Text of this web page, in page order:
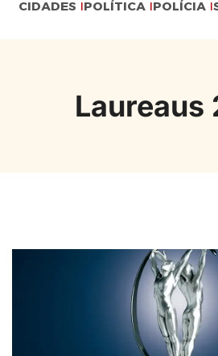
CIDADES POLÍTICA POLÍCIA
Laureaus